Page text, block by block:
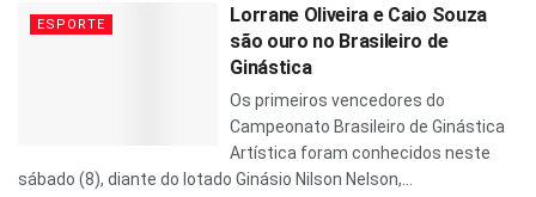
ESPORTE
Lorrane Oliveira e Caio Souza
são ouro no Brasileiro de
Ginástica
Os primeiros vencedores do
Campeonato Brasileiro de Ginástica
Artística foram conhecidos neste
sábado (8), diante do lotado Ginásio Nilson Nelson,...